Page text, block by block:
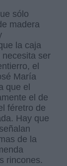
sólo
madera
la caja
ser
el
María
que el
el de
féretro de
Hay que
de la
rincones.